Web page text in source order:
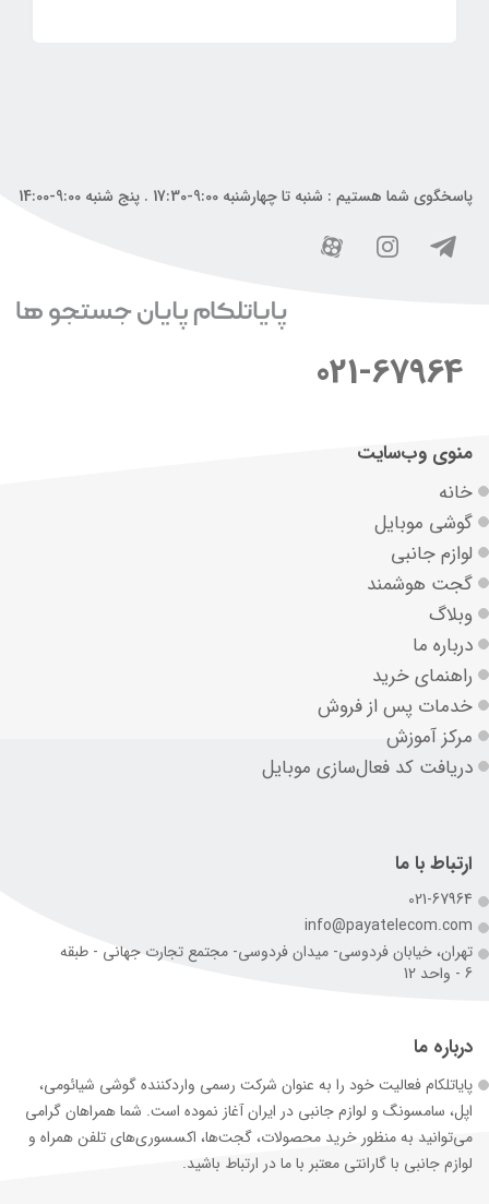
پاسخگوی شما هستیم : شنبه تا چهارشنبه 9:00-17:30 . پنج شنبه 9:00-14:00
021-67964
منوی وب‌سایت
خانه
گوشی موبایل
لوازم جانبی
گجت هوشمند
وبلاگ
درباره ما
راهنمای خرید
خدمات پس از فروش
مرکز آموزش
دریافت کد فعال‌سازی موبایل
ارتباط با ما
021-67964
info@payatelecom.com
تهران، خیابان فردوسی- میدان فردوسی- مجتمع تجارت جهانی - طبقه
6 - واحد 12
درباره ما
پایاتلکام فعالیت خود را به عنوان شرکت رسمی وارد‌کننده گوشی شیائومی،
اپل، سامسونگ و لوازم جانبی در ایران آغاز نموده است. شما همراهان گرامی
می‌توانید به منظور خرید محصولات، گجت‌ها، اکسسوری‌های تلفن همراه و
لوازم جانبی با گارانتی معتبر با ما در ارتباط باشید.